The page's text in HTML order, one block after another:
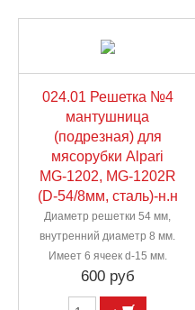
024.01 Решетка №4
мантушница
(подрезная) для
мясорубки Alpari
MG-1202, MG-1202R
(D-54/8мм, сталь)-н.н
Диаметр решетки 54 мм,
внутренний диаметр 8 мм.
Имеет 6 ячеек d-15 мм.
600 руб